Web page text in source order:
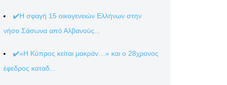
✔️Η σφαγή 15 οικογενειών Ελλήνων στην
νήσο Σάσωνα από Αλβανούς...
✔️«Η Κύπρος κείται μακράν…» και ο 28χρονος
έφεδρος καταδ...